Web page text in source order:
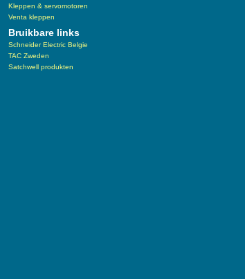
Kleppen & servomotoren
Venta kleppen
Bruikbare links
Schneider Electric Belgie
TAC Zweden
Satchwell produkten